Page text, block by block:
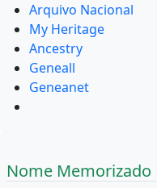
Arquivo Nacional
My Heritage
Ancestry
Geneall
Geneanet
Nome Memorizado